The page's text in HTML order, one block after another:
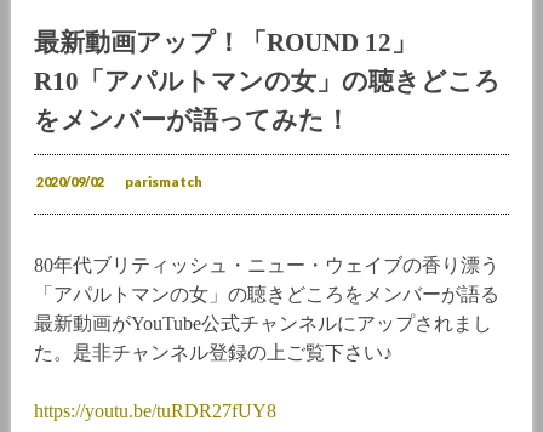
最新動画アップ！「ROUND 12」
R10「アパルトマンの女」の聴きどころ
をメンバーが語ってみた！
2020/09/02 parismatch
80年代ブリティッシュ・ニュー・ウェイブの香り漂う
「アパルトマンの女」の聴きどころをメンバーが語る
最新動画がYouTube公式チャンネルにアップされまし
た。是非チャンネル登録の上ご覧下さい♪
https://youtu.be/tuRDR27fUY8